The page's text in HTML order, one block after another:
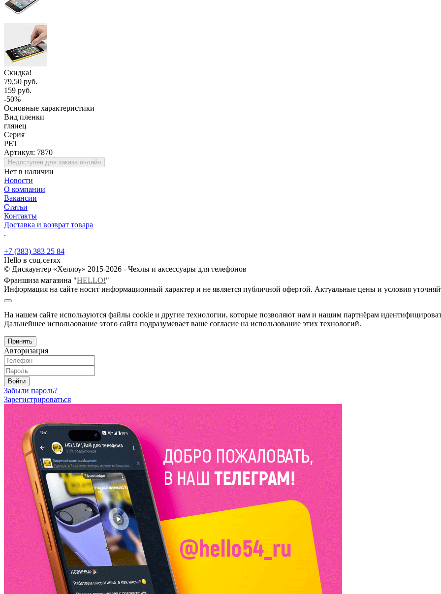
Скидка!
79,50 руб.
159 руб.
-50%
Основные характеристики
Вид пленки
глянец
Серия
PET
Артикул: 7870
Недоступен для заказа онлайн
Нет в наличии
Новости
О компании
Вакансии
Статьи
Контакты
Доставка и возврат товара
.
+7 (383) 383 25 84
Hello в соц.сетях
© Дискаунтер «Хеллоу» 2015-2026 - Чехлы и аксессуары для телефонов
Франшиза магазина "HELLO!"
Информация на сайте носит информационный характер и не является публичной офертой. Актуальные цены и условия
На нашем сайте используются файлы cookie и другие технологии, которые позволяют нам и нашим партнёрам
Дальнейшее использование этого сайта подразумевает ваше согласие на использование этих технологий.
Принять
Авторизация
Войти
Забыли пароль?
Зарегистрироваться